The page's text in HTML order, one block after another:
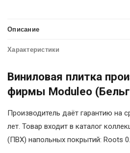
Описание
Характеристики
Виниловая плитка
фирмы Moduleo
Производитель даёт гарантию на
лет. Товар входит в каталог
(ПВХ) напольных покрытий: Roots